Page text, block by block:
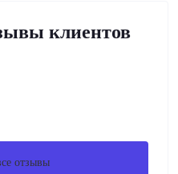
клиентов
отзывы